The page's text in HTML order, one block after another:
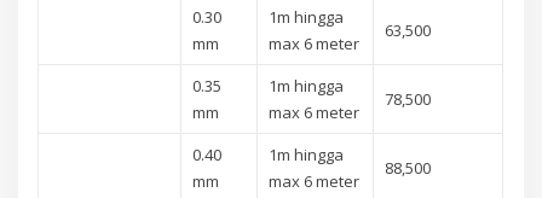
0.30
mm
1m hingga
max 6 meter
63,500
0.35
mm
1m hingga
max 6 meter
78,500
0.40
mm
1m hingga
max 6 meter
88,500